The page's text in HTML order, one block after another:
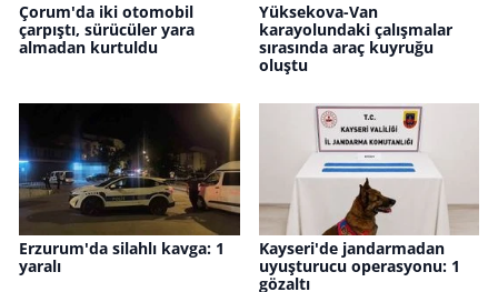
Çorum'da iki otomobil
çarpıştı, sürücüler yara
almadan kurtuldu
Yüksekova-Van
karayolundaki çalışmalar
sırasında araç kuyruğu
oluştu
Erzurum'da silahlı kavga: 1
yaralı
Kayseri'de jandarmadan
uyuşturucu operasyonu: 1
gözaltı